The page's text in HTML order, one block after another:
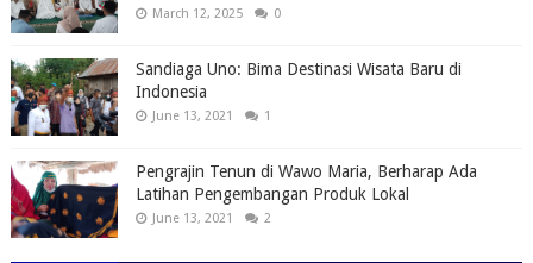
March 12, 2025 0
Sandiaga Uno: Bima Destinasi Wisata Baru di
Indonesia
June 13, 2021 1
Pengrajin Tenun di Wawo Maria, Berharap Ada
Latihan Pengembangan Produk Lokal
June 13, 2021 2